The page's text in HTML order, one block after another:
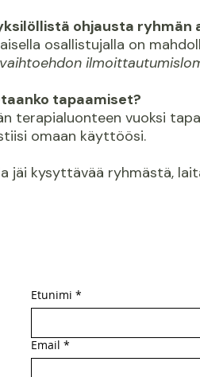
ohjausta ryhmän
osallistujalla on
tapaamiset?
terapialuonteen vuoksi
omaan käyttöösi.
jäi kysyttävää ryhmästä,
Etunimi *
Email *